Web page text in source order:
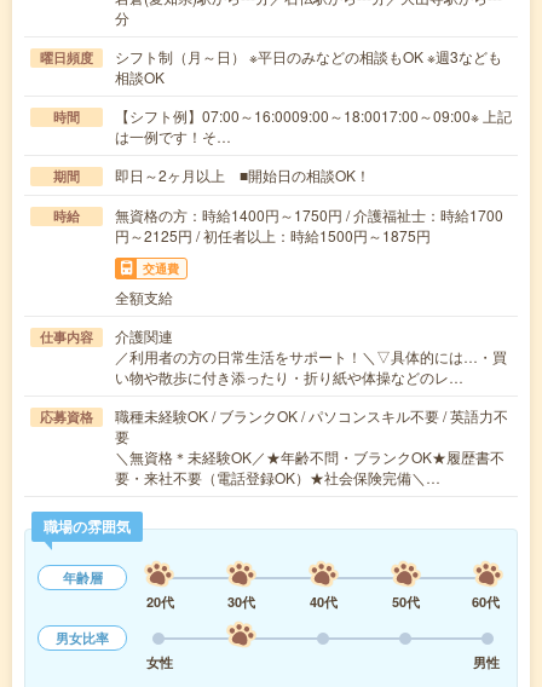
分
曜日頻度
シフト制（月～日） ※平日のみなどの相談もOK ※週3なども
相談OK
時間
【シフト例】07:00～16:0009:00～18:0017:00～09:00※ 上記
は一例です！そ…
期間 即日～2ヶ月以上 ■開始日の相談OK！
時給
無資格の方：時給1400円～1750円 / 介護福祉士：時給1700
円～2125円 / 初任者以上：時給1500円～1875円
交通費
全額支給
仕事内容
介護関連
／利用者の方の日常生活をサポート！＼▽具体的には…・買
い物や散歩に付き添ったり・折り紙や体操などのレ…
応募資格
職種未経験OK / ブランクOK / パソコンスキル不要 / 英語力不
要
＼無資格＊未経験OK／★年齢不問・ブランクOK★履歴書不
要・来社不要（電話登録OK）★社会保険完備＼…
職場の雰囲気
年齢層
20代
30代 40代 50代
60代
男女比率
女性
男性